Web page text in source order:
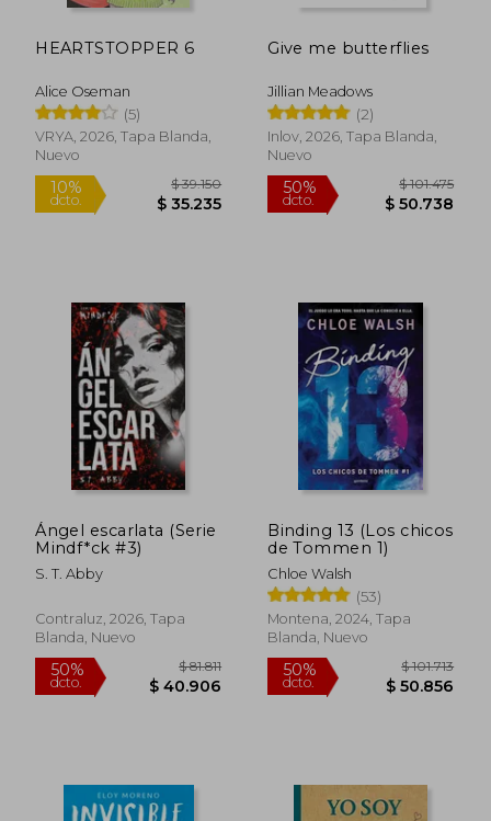
HEARTSTOPPER 6
Alice Oseman
(5)
VRYA, 2026, Tapa Blanda,
Nuevo
10%
dcto. $ 35.235
Give me butterflies
Jillian Meadows
(2)
Inlov, 2026, Tapa Blanda,
Nuevo
50%
dcto.
Ángel escarlata (Serie
Mindf*ck #3)
S. T. Abby
Contraluz, 2026, Tapa
Blanda, Nuevo
Binding 13 (Los chicos
de Tommen 1)
Chloe Walsh
(53)
Montena, 2024, Tapa
Blanda, Nuevo